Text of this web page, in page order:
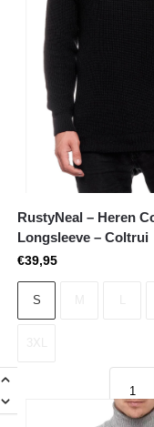
RustyNeal – Heren
Longsleeve – Coltrui
€39,95
S